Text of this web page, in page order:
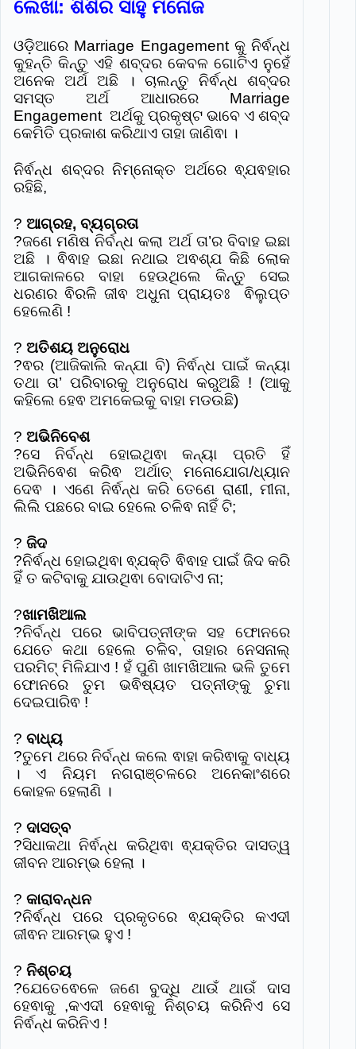
ଲେଖା: ଶିଶିର ସାହୁ ମନୋଜ
ଓଡ଼ିଆରେ​ Marriage Engagement କୁ ନିର୍ଵନ୍ଧ
କୁହନ୍ତି କିନ୍ତୁ ଏହି ଶବ୍ଦର କେବଳ ଗୋଟିଏ ନୁହେଁ
ଅନେକ ଅର୍ଥ ଅଛି । ଚାଲନ୍ତୁ ନିର୍ଵନ୍ଧ ଶବ୍ଦର
ସମସ୍ତ ଅର୍ଥ ଆଧାରରେ Marriage
Engagement ଅର୍ଥକୁ ପ୍ରକୃଷ୍ଟ ଭାବେ ଏ ଶବ୍ଦ
କେମିତି ପ୍ରକାଶ କରିଥାଏ ତାହା ଜାଣିଵା ।
ନିର୍ଵନ୍ଧ ଶବ୍ଦର ନିମ୍ନୋକ୍ତ ଅର୍ଥରେ ଵ୍ଯଵହାର
ରହିଛି,
? ଆଗ୍ରହ, ବ୍ୟଗ୍ରତା
?ଜଣେ ମଣିଷ ନିର୍ବନ୍ଧ କଲା ଅର୍ଥ ତା’ର ବିବାହ ଇଛା
ଅଛି । ଵିଵାହ ଇଛା ନଥାଇ ଅଵଶ୍ଯ କିଛି ଲୋକ
ଆଗକାଳରେ ବାହା ହେଉଥିଲେ କିନ୍ତୁ ସେଇ
ଧରଣର ଵିରଳି ଜୀଵ ଅଧୁନା ପ୍ରାୟତଃ ଵିଲୁପ୍ତ
ହେଲେଣି !
? ଅତିଶୟ ଅନୁରୋଧ
?ଵର (ଆଜିକାଲି କନ୍ଯା ବି) ନିର୍ଵନ୍ଧ ପାଇଁ କନ୍ୟା
ତଥା ତା’ ପରିବାରକୁ ଅନୁରୋଧ କରୁଅଛି ! (ଆକୁ
କହିଲେ ହେଵ ଅମକେଇକୁ ବାହା ମଡଉଛି)
? ଅଭିନିବେଶ
?ସେ ନିର୍ବନ୍ଧ ହୋଇଥିଵା କନ୍ୟା ପ୍ରତି ହିଁ
ଅଭିନିଵେଶ କରିଵ ଅର୍ଥାତ୍ ମନୋଯୋଗ/ଧ୍ୟାନ
ଦେଵ । ଏଣେ ନିର୍ଵନ୍ଧ କରି ତେଣେ ରାଣୀ, ମୀନା,
ଲିଲି ପଛରେ ବାଇ ହେଲେ ଚଳିଵ ନାହିଁ ଟି;
? ଜିଦ
?ନିର୍ଵନ୍ଧ ହୋଇଥିଵା ଵ୍ଯକ୍ତି ଵିଵାହ ପାଇଁ ଜିଦ କରି
ହିଁ ତ କଟିବାକୁ ଯାଉଥିଵା ବୋଦାଟିଏ ନା;
?ଖାମଖିଆଲ
?ନିର୍ବନ୍ଧ ପରେ ଭାବିପତ୍ନୀଙ୍କ ସହ ଫୋନରେ
ଯେତେ କଥା ହେଲେ ଚଳିବ, ତାହାର ନେସନାଲ୍
ପରମିଟ୍ ମିଳିଯାଏ ! ହଁ ପୁଣି ଖାମଖିଆଲ ଭଳି ତୁମେ
ଫୋନରେ ତୁମ ଭଵିଷ୍ୟତ ପତ୍ନୀଙ୍କୁ ଚୁମା
ଦେଇପାରିଵ !
? ବାଧ୍ୟ
?ତୁମେ ଥରେ ନିର୍ବନ୍ଧ କଲେ ଵାହା କରିଵାକୁ ବାଧ୍ୟ
। ଏ ନିୟମ ନଗରାଞ୍ଚଳରେ ଅନେକାଂଶରେ
କୋହଳ ହେଲାଣି ।
? ଦାସତ୍ବ
?ସିଧାକଥା ନିର୍ଵନ୍ଧ କରିଥିଵା ଵ୍ଯକ୍ତିର ଦାସତ୍ୱ
ଜୀବନ ଆରମ୍ଭ ହେଲା ।
? କାରାବନ୍ଧନ
?ନିର୍ଵନ୍ଧ ପରେ ପ୍ରକୃତରେ ଵ୍ଯକ୍ତିର କଏଦୀ
ଜୀଵନ ଆରମ୍ଭ ହୁଏ !
? ନିଶ୍ଚୟ
?ଯେତେଵେଳେ ଜଣେ ବୁଦ୍ଧି ଥାଉଁ ଥାଉଁ ଦାସ
ହେଵାକୁ ,କଏଦୀ ହେଵାକୁ ନିଶ୍ଚୟ କରିନିଏ ସେ
ନିର୍ଵନ୍ଧ କରିନିଏ !